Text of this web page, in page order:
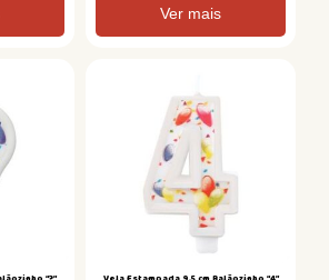
Ver mais